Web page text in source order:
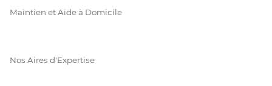
Maintien et Aide à Domicile
Nos Aires d'Expertise